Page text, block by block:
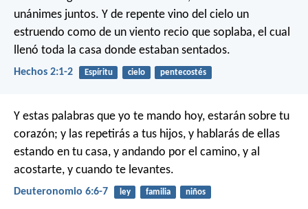
unánimes juntos. Y de repente vino del cielo un
estruendo como de un viento recio que soplaba, el cual
llenó toda la casa donde estaban sentados.
Hechos 2:1-2 Espíritu cielo pentecostés
Y estas palabras que yo te mando hoy, estarán sobre tu
corazón; y las repetirás a tus hijos, y hablarás de ellas
estando en tu casa, y andando por el camino, y al
acostarte, y cuando te levantes.
Deuteronomio 6:6-7 ley familia niños